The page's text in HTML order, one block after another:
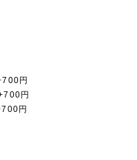
円
円
円